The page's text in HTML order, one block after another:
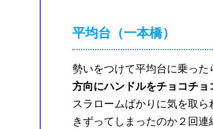
平均台（一本橋）
勢いをつけて平均台に乗った
方向にハンドルをチョコチョ
スラロームばかりに気を取ら
きずってしまったのか２回